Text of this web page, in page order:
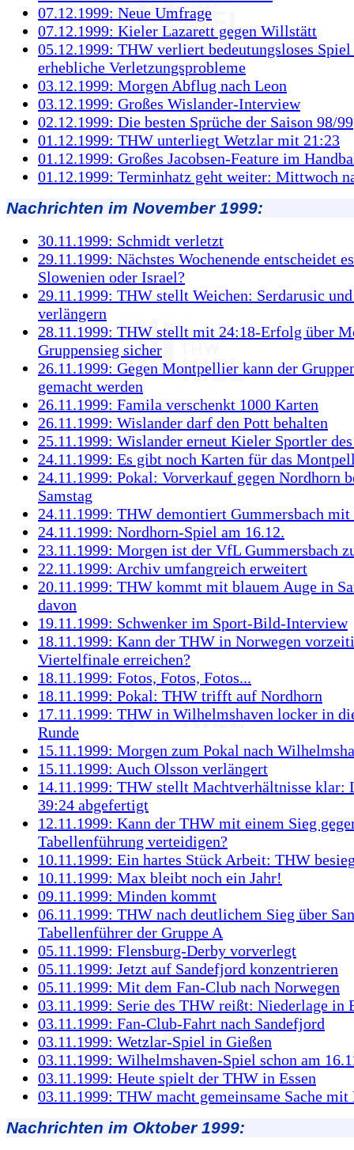
07.12.1999: Neue Umfrage
07.12.1999: Kieler Lazarett gegen Willstätt
05.12.1999: THW verliert bedeutungsloses
erhebliche Verletzungsprobleme
03.12.1999: Morgen Abflug nach Leon
03.12.1999: Großes Wislander-Interview
02.12.1999: Die besten Sprüche der Saison 98/99
01.12.1999: THW unterliegt Wetzlar mit 21:23
01.12.1999: Großes Jacobsen-Feature im
01.12.1999: Terminhatz geht weiter: Mittwoch
Nachrichten im November 1999:
30.11.1999: Schmidt verletzt
29.11.1999: Nächstes Wochenende entscheidet
Slowenien oder Israel?
29.11.1999: THW stellt Weichen: Serdarusic
verlängern
28.11.1999: THW stellt mit 24:18-Erfolg über
Gruppensieg sicher
26.11.1999: Gegen Montpellier kann der
gemacht werden
26.11.1999: Famila verschenkt 1000 Karten
26.11.1999: Wislander darf den Pott behalten
25.11.1999: Wislander erneut Kieler Sportler des
24.11.1999: Es gibt noch Karten für das
24.11.1999: Pokal: Vorverkauf gegen Nordhorn
Samstag
24.11.1999: THW demontiert Gummersbach mit
24.11.1999: Nordhorn-Spiel am 16.12.
23.11.1999: Morgen ist der VfL Gummersbach
22.11.1999: Archiv umfangreich erweitert
20.11.1999: THW kommt mit blauem Auge in
davon
19.11.1999: Schwenker im Sport-Bild-Interview
18.11.1999: Kann der THW in Norwegen
Viertelfinale erreichen?
18.11.1999: Fotos, Fotos, Fotos...
18.11.1999: Pokal: THW trifft auf Nordhorn
17.11.1999: THW in Wilhelmshaven locker in
Runde
15.11.1999: Morgen zum Pokal nach
15.11.1999: Auch Olsson verlängert
14.11.1999: THW stellt Machtverhältnisse klar:
39:24 abgefertigt
12.11.1999: Kann der THW mit einem Sieg
Tabellenführung verteidigen?
10.11.1999: Ein hartes Stück Arbeit: THW
10.11.1999: Max bleibt noch ein Jahr!
09.11.1999: Minden kommt
06.11.1999: THW nach deutlichem Sieg über
Tabellenführer der Gruppe A
05.11.1999: Flensburg-Derby vorverlegt
05.11.1999: Jetzt auf Sandefjord konzentrieren
05.11.1999: Mit dem Fan-Club nach Norwegen
03.11.1999: Serie des THW reißt: Niederlage in
03.11.1999: Fan-Club-Fahrt nach Sandefjord
03.11.1999: Wetzlar-Spiel in Gießen
03.11.1999: Wilhelmshaven-Spiel schon am
03.11.1999: Heute spielt der THW in Essen
03.11.1999: THW macht gemeinsame Sache
Nachrichten im Oktober 1999: